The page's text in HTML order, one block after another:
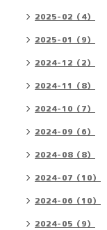
2025-02（4）
2025-01（9）
2024-12（2）
2024-11（8）
2024-10（7）
2024-09（6）
2024-08（8）
2024-07（10）
2024-06（10）
2024-05（9）